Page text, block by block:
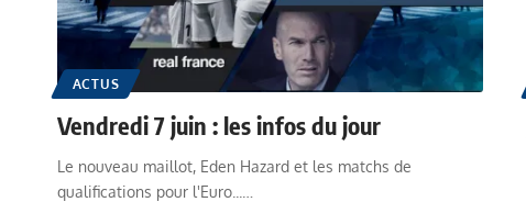
ACTUS
Vendredi 7 juin : les infos du jour
Le nouveau maillot, Eden Hazard et les matchs de
qualifications pour l'Euro...…